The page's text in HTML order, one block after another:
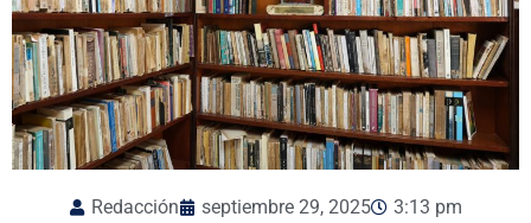
Redacción septiembre 29, 2025
3:13 pm